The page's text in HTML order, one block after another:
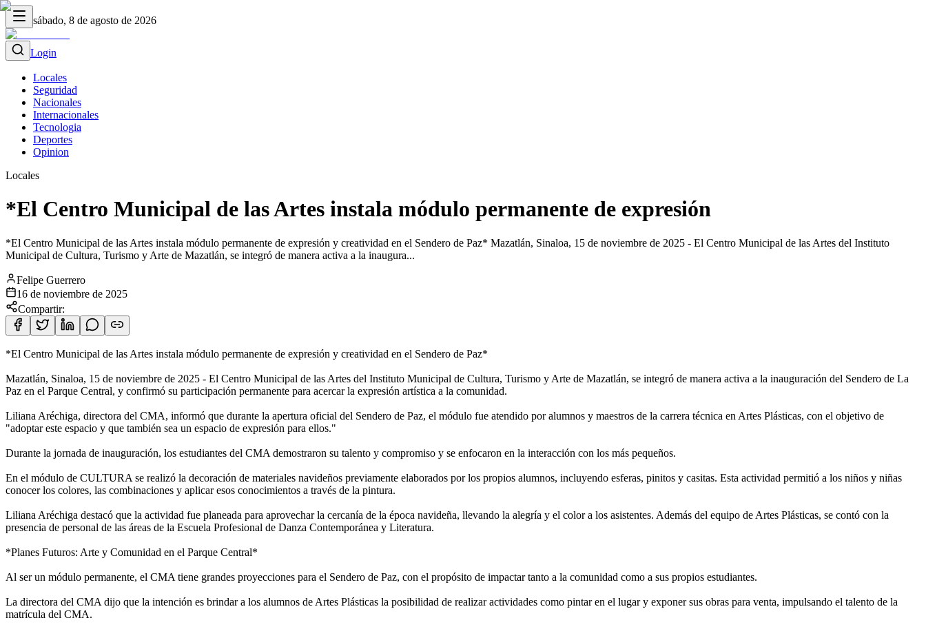
sábado, 8 de agosto de 2026
Login
Locales
Seguridad
Nacionales
Internacionales
Tecnologia
Deportes
Opinion
Locales
*El Centro Municipal de las Artes instala módulo permanente de expresión
*El Centro Municipal de las Artes instala módulo permanente de expresión y creatividad en el Sendero de Paz* Mazatlán, Sinaloa, 15 de noviembre de 2025 - El Centro Municipal de las Artes del Instituto
Municipal de Cultura, Turismo y Arte de Mazatlán, se integró de manera activa a la inaugura...
Felipe Guerrero
16 de noviembre de 2025
Compartir:
*El Centro Municipal de las Artes instala módulo permanente de expresión y creatividad en el Sendero de Paz*
Mazatlán, Sinaloa, 15 de noviembre de 2025 - El Centro Municipal de las Artes del Instituto Municipal de Cultura, Turismo y Arte de Mazatlán, se integró de manera activa a la inauguración del Sendero de La
Paz en el Parque Central, y confirmó su participación permanente para acercar la expresión artística a la comunidad.
Liliana Aréchiga, directora del CMA, informó que durante la apertura oficial del Sendero de Paz, el módulo fue atendido por alumnos y maestros de la carrera técnica en Artes Plásticas, con el objetivo de
"adoptar este espacio y que también sea un espacio de expresión para ellos."
Durante la jornada de inauguración, los estudiantes del CMA demostraron su talento y compromiso y se enfocaron en la interacción con los más pequeños.
En el módulo de CULTURA se realizó la decoración de materiales navideños previamente elaborados por los propios alumnos, incluyendo esferas, pinitos y casitas. Esta actividad permitió a los niños y niñas
conocer los colores, las combinaciones y aplicar esos conocimientos a través de la pintura.
Liliana Aréchiga destacó que la actividad fue planeada para aprovechar la cercanía de la época navideña, llevando la alegría y el color a los asistentes. Además del equipo de Artes Plásticas, se contó con la
presencia de personal de las áreas de la Escuela Profesional de Danza Contemporánea y Literatura.
*Planes Futuros: Arte y Comunidad en el Parque Central*
Al ser un módulo permanente, el CMA tiene grandes proyecciones para el Sendero de Paz, con el propósito de impactar tanto a la comunidad como a sus propios estudiantes.
La directora del CMA dijo que la intención es brindar a los alumnos de Artes Plásticas la posibilidad de realizar actividades como pintar en el lugar y exponer sus obras para venta, impulsando el talento de la
matrícula del CMA.